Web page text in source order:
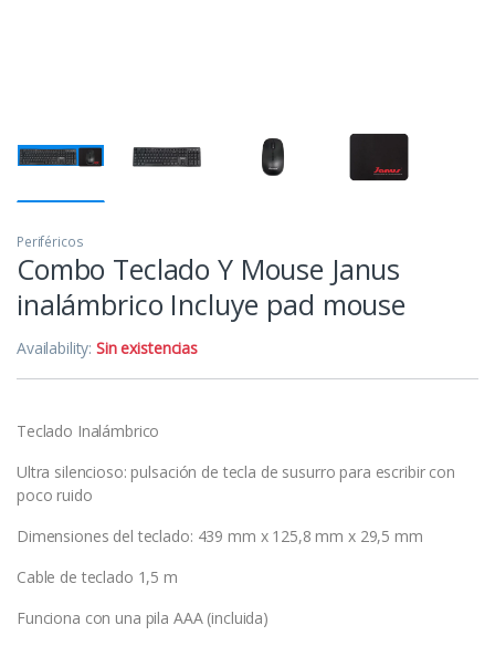
Periféricos
Combo Teclado Y Mouse Janus
inalámbrico Incluye pad mouse
Availability:Sin existencias
Teclado Inalámbrico
Ultra silencioso: pulsación de tecla de susurro para escribir con
poco ruido
Dimensiones del teclado: 439 mm x 125,8 mm x 29,5 mm
Cable de teclado 1,5 m
Funciona con una pila AAA (incluida)